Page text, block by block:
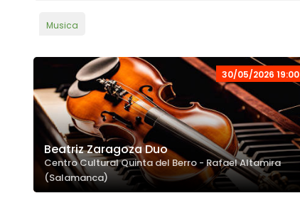
Musica
30/05/2026 19:00
Beatriz Zaragoza Duo
Centro Cultural Quinta del Berro - Rafael Altamira
(Salamanca)